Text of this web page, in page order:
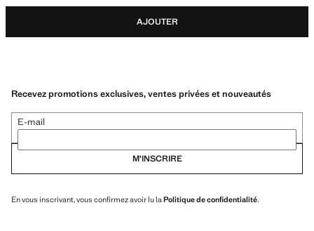
AJOUTER
Recevez promotions exclusives, ventes privées et nouveautés
E-mail
M’INSCRIRE
En vous inscrivant, vous confirmez avoir lu la Politique de confidentialité.